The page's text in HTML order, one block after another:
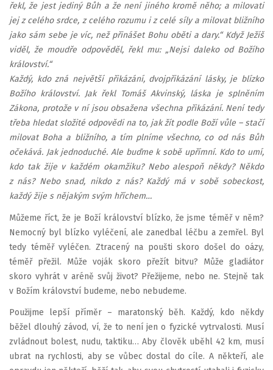
řekl, že jest jediný Bůh a že není jiného kromě něho; a milovati
jej z celého srdce, z celého rozumu i z celé síly a milovat bližního
jako sám sebe je víc, než přinášet Bohu oběti a dary.“ Když Ježíš
viděl, že moudře odpověděl, řekl mu: „Nejsi daleko od Božího
království.“
Každý, kdo zná největší přikázání, dvojpřikázání lásky, je blízko
Božího království. Jak řekl Tomáš Akvinský, láska je splněním
Zákona, protože v ní jsou obsažena všechna přikázání. Není tedy
třeba hledat složité odpovědi na to, jak žít podle Boží vůle – stačí
milovat Boha a bližního, a tím plníme všechno, co od nás Bůh
očekává. Jak jednoduché. Ale buďme k sobě upřímní. Kdo to umí,
kdo tak žije v každém okamžiku? Nebo alespoň někdy? Někdo
z nás? Nebo snad, nikdo z nás? Každý má v sobě sobeckost,
každý žije s nějakým svým hříchem…
Můžeme říct, že je Boží království blízko, že jsme téměř v něm?
Nemocný byl blízko vyléčení, ale zanedbal léčbu a zemřel. Byl
tedy téměř vyléčen. Ztracený na poušti skoro došel do oázy,
téměř přežil. Může voják skoro přežít bitvu? Může gladiátor
skoro vyhrát v aréně svůj život? Přežijeme, nebo ne. Stejně tak
v Božím království budeme, nebo nebudeme.
Použijme lepší příměr – maratonský běh. Každý, kdo někdy
běžel dlouhý závod, ví, že to není jen o fyzické vytrvalosti. Musí
zvládnout bolest, nudu, taktiku… Aby člověk uběhl 42 km, musí
ubrat na rychlosti, aby se vůbec dostal do cíle. A někteří, ale